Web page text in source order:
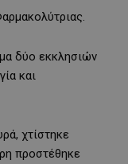
δύο εκκλησιών
και
χτίστηκε
προστέθηκε